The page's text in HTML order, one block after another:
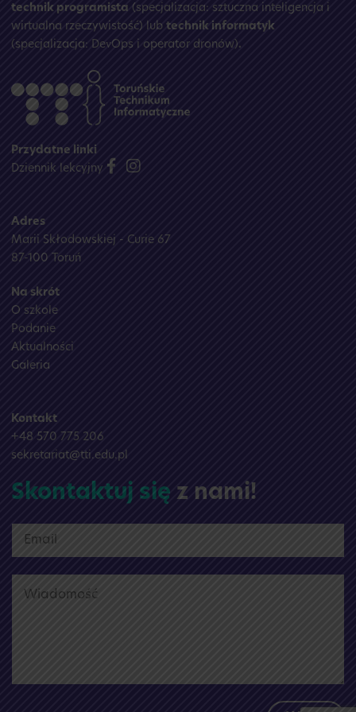
technik programista (specjalizacja: sztuczna inteligencja i
wirtualna rzeczywistość) lub technik informatyk
(specjalizacja: DevOps i operator dronów).
Przydatne linki
Dziennik lekcyjny
Adres
Marii Skłodowskiej - Curie 67
87-100 Toruń
Na skrót
O szkole
Podanie
Aktualności
Galeria
Kontakt
+48 570 775 206
sekretariat@tti.edu.pl
Skontaktuj się z nami!